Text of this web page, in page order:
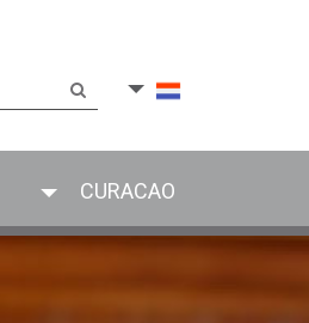
SCHAKEL DROPDOWN IN
SCHAKEL DROPDOWN IN
CURACAO